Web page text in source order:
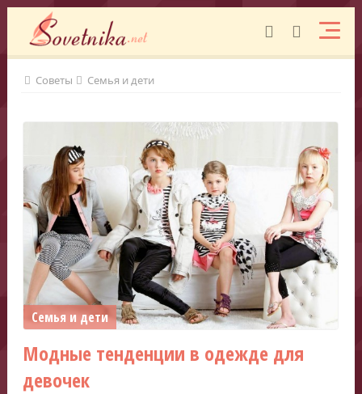
Советы Семья и дети
Семья и дети
Модные тенденции в одежде для
девочек